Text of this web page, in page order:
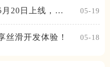
月20日上线，女
05-19
丝滑开发体验！ 05-18